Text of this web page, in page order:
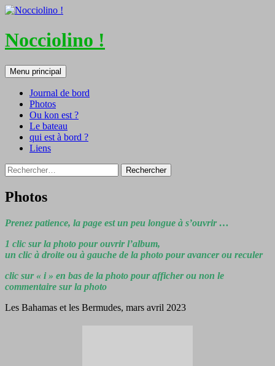
Nocciolino !
Recherche
Menu principal
Aller
au
contenu
Journal de bord
Photos
Ou kon est ?
Le bateau
qui est à bord ?
Liens
Rechercher :
Photos
Prenez patience, la page est un peu longue à s’ouvrir …
1 clic sur la photo pour ouvrir l’album,
un clic à droite ou à gauche de la photo pour avancer ou reculer
clic sur « i » en bas de la photo pour afficher ou non le
commentaire sur la photo
Les Bahamas et les Bermudes, mars avril 2023